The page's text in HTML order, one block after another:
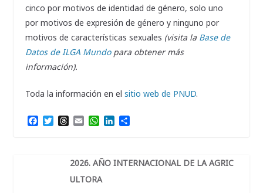
cinco por motivos de identidad de género, solo uno
por motivos de expresión de género y ninguno por
motivos de características sexuales (visita la Base de
Datos de ILGA Mundopara obtener más
información).
Toda la información en el sitio web de PNUD.
F
T
T
a
d
s
E
l
W
s
A
p
L
e
C
a
2026. AÑO INTERNACIONAL DE LA AGRIC
ULTORA